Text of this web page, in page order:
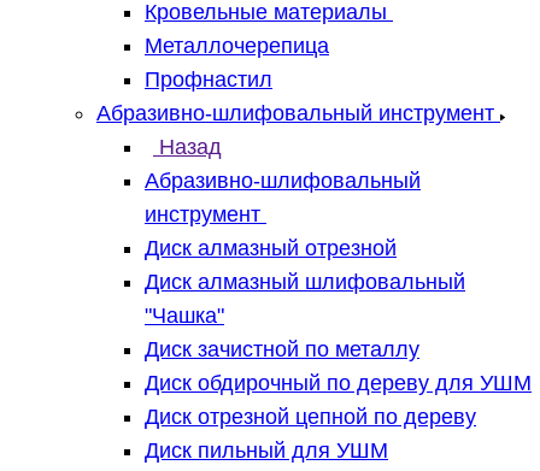
Кровельные материалы
Металлочерепица
Профнастил
Абразивно-шлифовальный инструмент
Назад
Абразивно-шлифовальный
инструмент
Диск алмазный отрезной
Диск алмазный шлифовальный
"Чашка"
Диск зачистной по металлу
Диск обдирочный по дереву для УШМ
Диск отрезной цепной по дереву
Диск пильный для УШМ